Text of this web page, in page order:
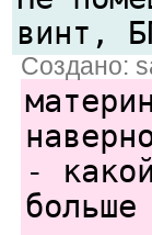
винт,
Создано:
-